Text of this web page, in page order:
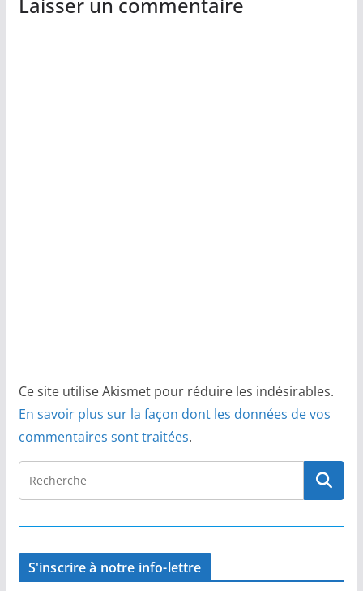
Laisser un commentaire
Ce site utilise Akismet pour réduire les indésirables.
En savoir plus sur la façon dont les données de vos
commentaires sont traitées.
S'inscrire à notre info-lettre